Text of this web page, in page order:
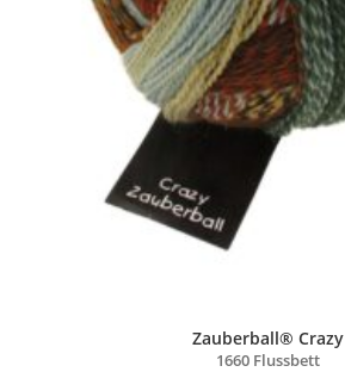
Zauberball® Crazy
1660 Flussbett